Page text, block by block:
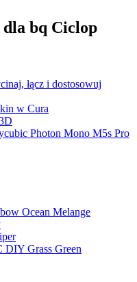
bq Ciclop
łącz i dostosowuj
w Cura
Photon Mono M5s Pro
Ocean Melange
DIY Grass Green